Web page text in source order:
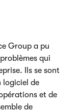
Group a pu
qui
Ils se sont
logiciel de
et de
de